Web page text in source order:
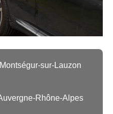
Montségur-sur-Lauzon
Rhône-Alpes